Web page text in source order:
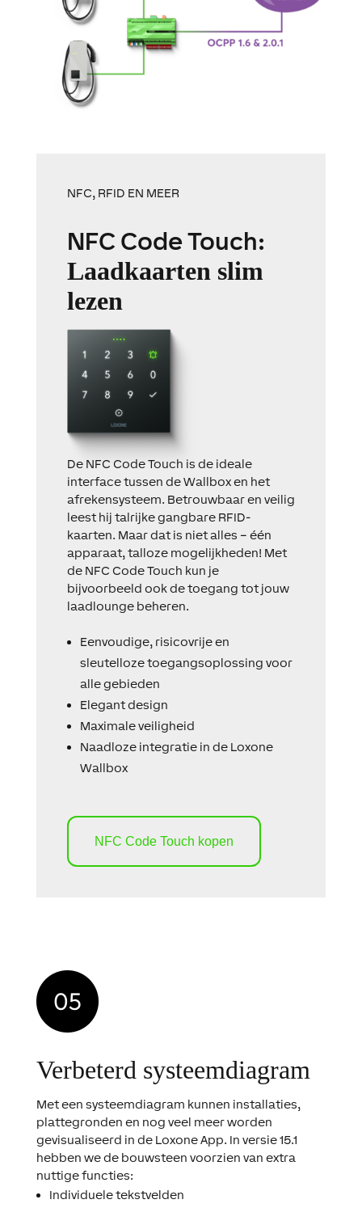
NFC, RFID EN MEER
NFC Code Touch:
Laadkaarten slim
lezen
De NFC Code Touch is de ideale
interface tussen deWallboxen het
afrekensysteem. Betrouwbaar en veilig
leest hij talrijke gangbare RFID-
kaarten. Maar dat is niet alles – één
apparaat, talloze mogelijkheden! Met
de NFC Code Touch kun je
bijvoorbeeld ook de toegang tot jouw
laadlounge beheren.
Eenvoudige, risicovrije en
sleutellozetoegangsoplossing voor
alle gebieden
Elegant design
Maximaleveiligheid
Naadloze integratie in de Loxone
Wallbox
NFC Code Touch kopen
Verbeterd systeemdiagram
Met een systeemdiagram kunnen installaties,
plattegronden en nog veel meer worden
gevisualiseerd in de LoxoneApp. In versie 15.1
hebben we de bouwsteen voorzien van extra
nuttige functies:
Individuele tekstvelden